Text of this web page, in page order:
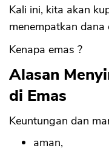
Kali ini, kita akan
menempatkan dana
Kenapa emas ?
Alasan
di Emas
Keuntungan dan
aman,